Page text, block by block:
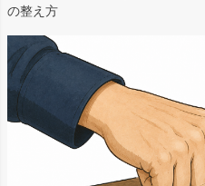
の整え方